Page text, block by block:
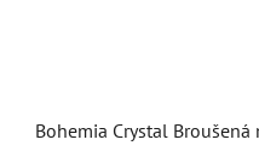
Bohemia Crystal